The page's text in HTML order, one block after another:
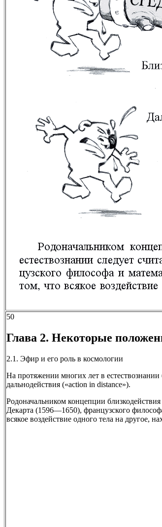
50
Глава 2. Некоторые
2.1. Эфир и его роль в космологии
На протяжении многих лет в
дальнодействия («action in distance»).
Родоначальником концепции
Декарта (1596—1650), французского
всякое воздействие одного тела на другое,